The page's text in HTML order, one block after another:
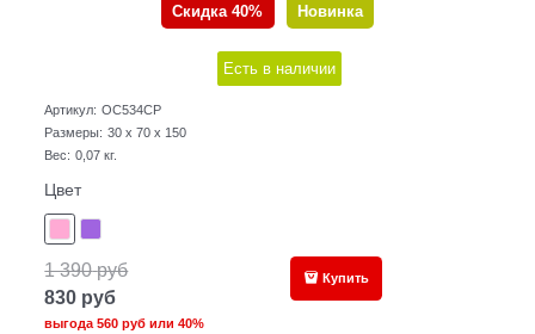
Скидка 40% Новинка
Есть в наличии
Артикул: OC534CP
Размеры: 30 x 70 x 150
Вес: 0,07 кг.
Цвет
1 390 руб
830 руб
выгода560 руб или40%
Купить